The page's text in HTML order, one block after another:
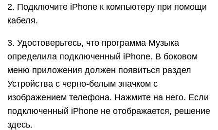
2. Подключите iPhone к компьютеру при помощи
кабеля.
3. Удостоверьтесь, что программа Музыка
определила подключенный iPhone. В боковом
меню приложения должен появиться раздел
Устройства с черно-белым значком с
изображением телефона. Нажмите на него. Если
подключенный iPhone не отображается, решение
здесь.